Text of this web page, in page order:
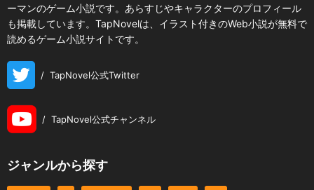
ーマンのゲーム小説です。あらすじやキャラクターのプロフィール
も掲載しています。TapNovelは、イラスト付きのWeb小説が無料で
読めるゲーム小説サイトです。
/ TapNovel公式Twitter
/ TapNovel公式チャンネル
ジャンルから探す